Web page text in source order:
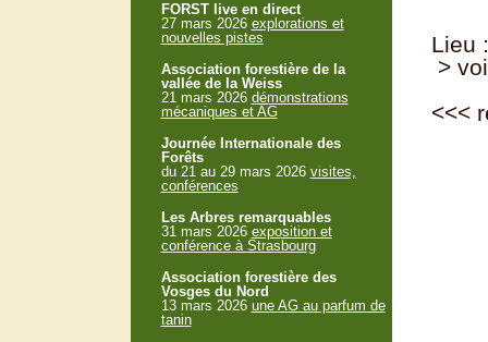
Lieu
>
<<<
FORST live en direct
27 mars 2026 explorations et
nouvelles pistes
Association forestière de la
vallée de la Weiss
21 mars 2026 démonstrations
mécaniques et AG
Journée Internationale des
Forêts
du 21 au 29 mars 2026 visites,
conférences
Les Arbres remarquables
31 mars 2026 exposition et
conférence à Strasbourg
Association forestière des
Vosges du Nord
13 mars 2026 une AG au parfum de
tanin